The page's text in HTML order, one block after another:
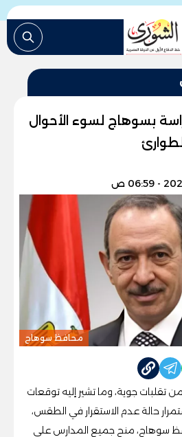
بسوهاج لسوء الأحوال
محافظ سوهاج
تقلبات جوية، وما تشير إليه توقعات
حالة عدم الاستقرار في الطقس،
سوهاج، منح جميع المدارس على